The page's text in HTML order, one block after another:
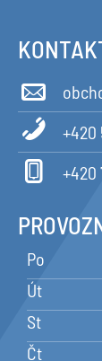
+420
+420
Po
Út
St
Čt